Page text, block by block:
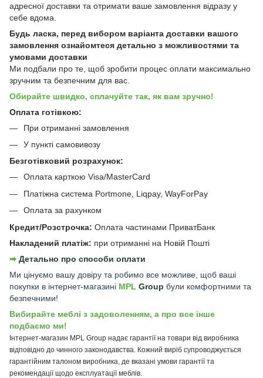
адресної доставки та отримати ваше замовлення відразу у
себе вдома.
Будь ласка, перед вибором варіанта доставки вашого
замовлення ознайомтеся детально з можливостями та
умовами доставки
Ми подбали про те, щоб зробити процес оплати максимально
зручним та безпечним для вас.
Обирайте швидко, сплачуйте так, як вам зручно!
Оплата готівкою:
При отриманні замовлення
У пункті самовивозу
Безготівковий розрахунок:
Оплата карткою Visa/MasterCard
Платіжна система Portmone, Liqpay, WayForPay
Оплата за рахунком
Кредит/Розстрочка: Оплата частинами ПриватБанк
Накладений платіж: при отриманні на Новій Пошті
➡︎ Детально про способи оплати
Ми цінуємо вашу довіру та робимо все можливе, щоб ваші
покупки в інтернет-магазині MPL Group були комфортними та
безпечними!
Вибирайте меблі з задоволенням, а про все інше
подбаємо ми!
Інтернет-магазин MPL Group надає гарантії на товари від виробника
відповідно до чинного законодавства. Кожний виріб супроводжується
гарантійним талоном виробника, де вказані умови гарантії та
рекомендації щодо експлуатації меблів.